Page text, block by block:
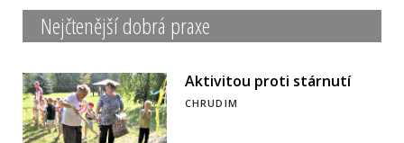
Nejčtenější dobrá praxe
Aktivitou proti stárnutí
CHRUDIM